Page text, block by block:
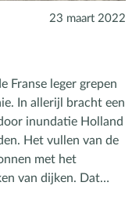
23 maart 2022
Franse leger grepen
In allerijl bracht een
inundatie Holland
Het vullen van de
met het
van dijken. Dat…